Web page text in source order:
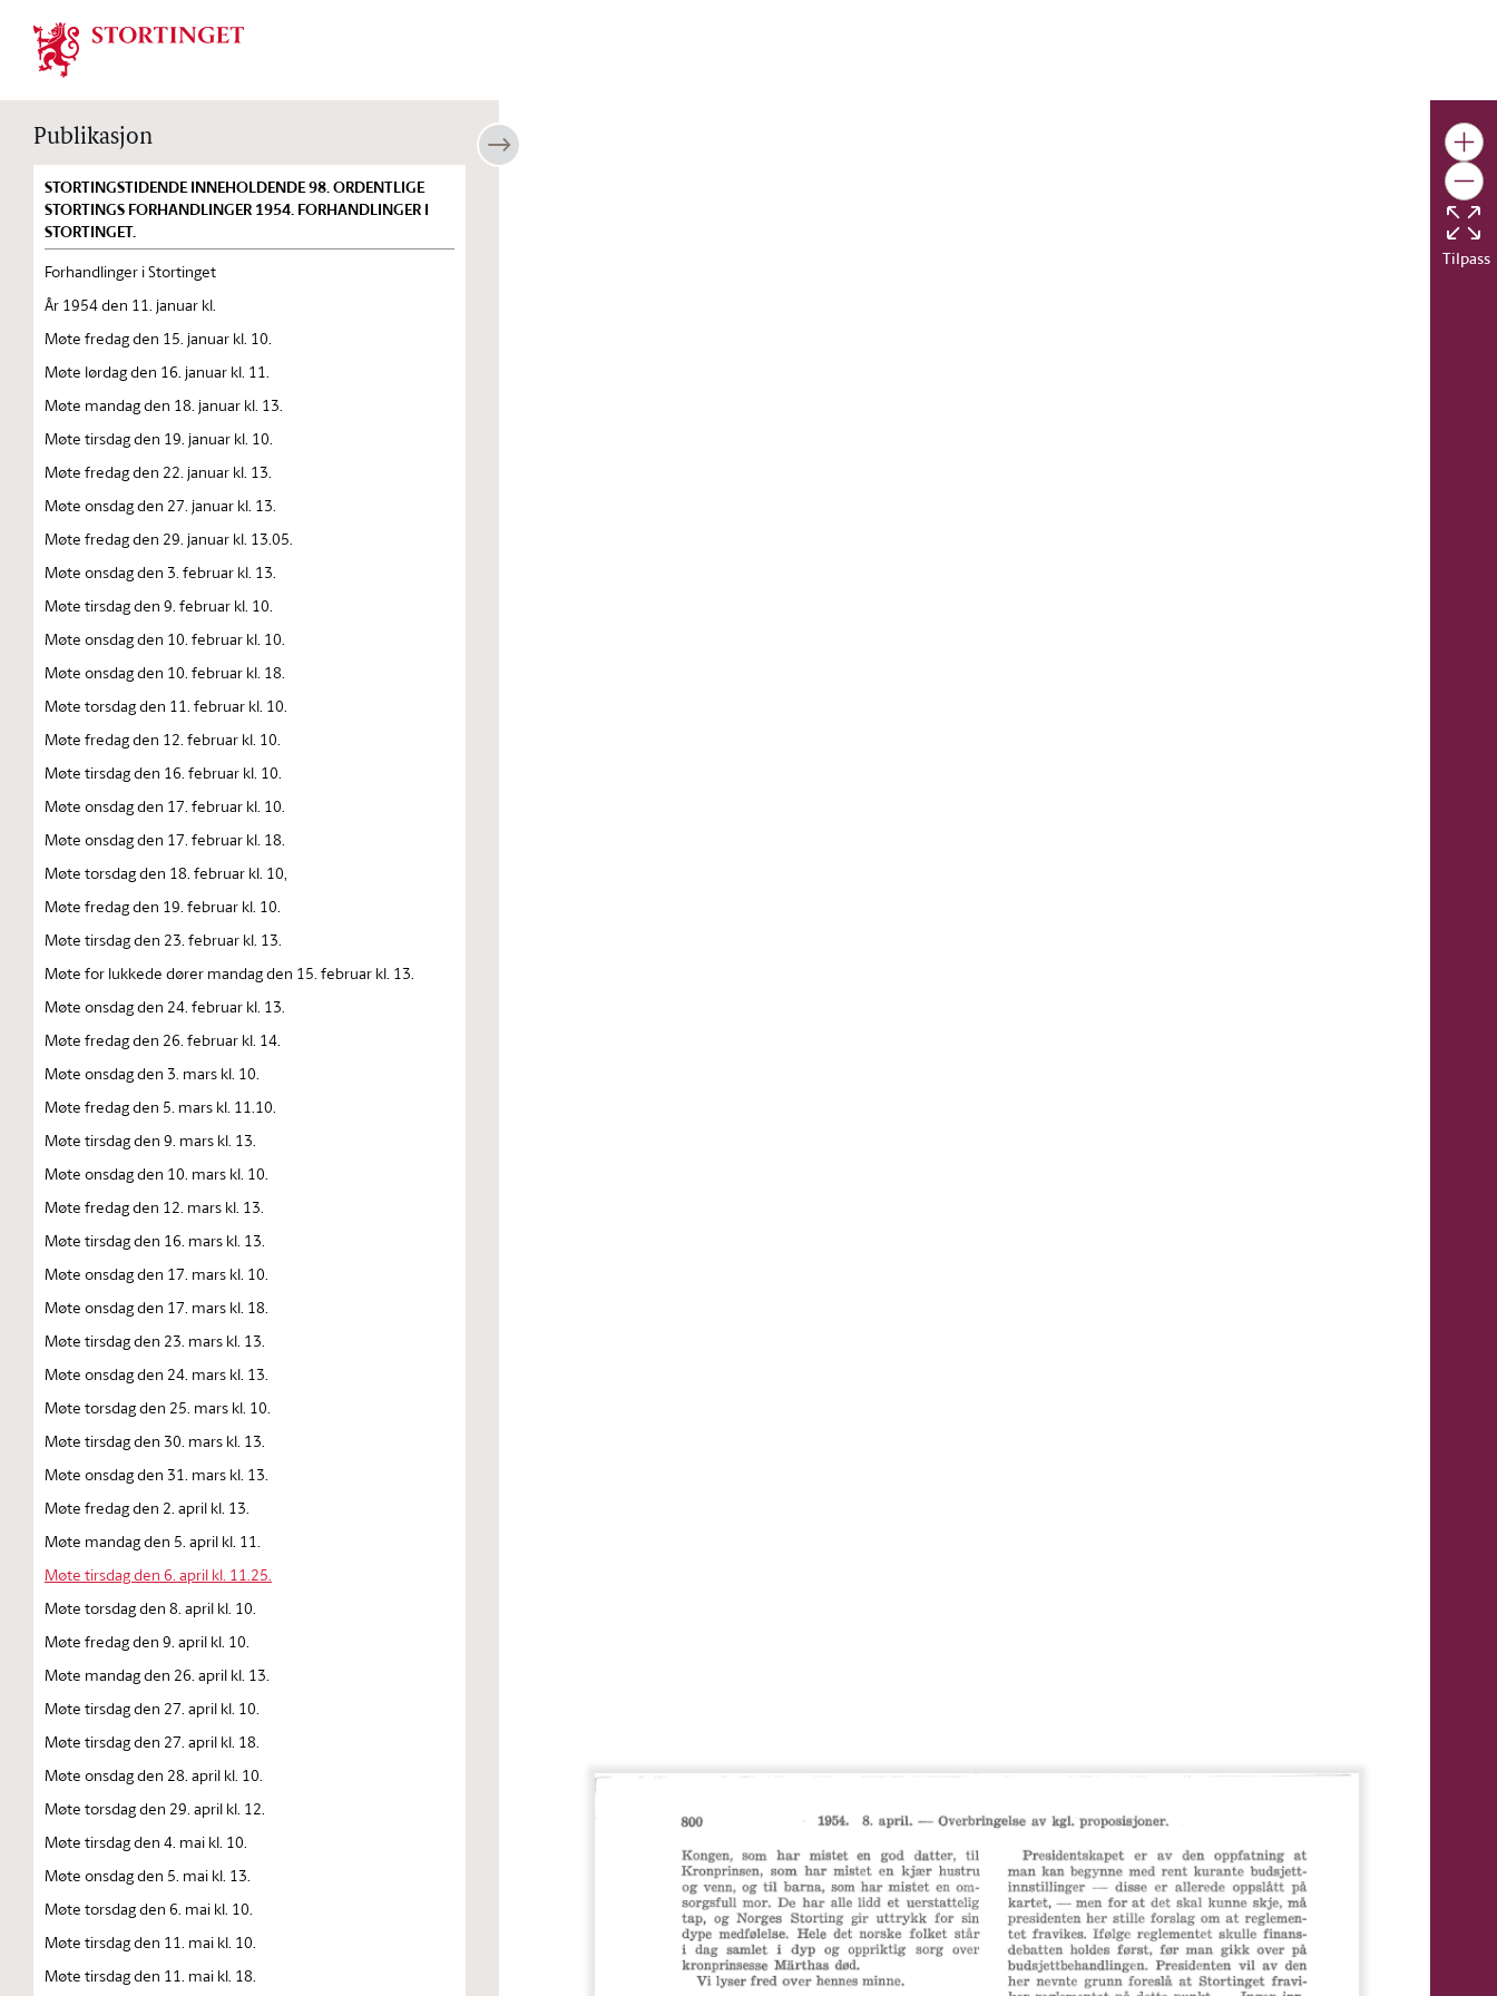
Stortinget.no
Publikasjon
STORTINGSTIDENDE INNEHOLDENDE 98. ORDENTLIGE
STORTINGS FORHANDLINGER 1954. FORHANDLINGER I
STORTINGET.
Forhandlinger i Stortinget
År 1954 den 11. januar kl.
Møte fredag den 15. januar kl. 10.
Møte lørdag den 16. januar kl. 11.
Møte mandag den 18. januar kl. 13.
Møte tirsdag den 19. januar kl. 10.
Møte fredag den 22. januar kl. 13.
Møte onsdag den 27. januar kl. 13.
Møte fredag den 29. januar kl. 13.05.
Møte onsdag den 3. februar kl. 13.
Møte tirsdag den 9. februar kl. 10.
Møte onsdag den 10. februar kl. 10.
Møte onsdag den 10. februar kl. 18.
Møte torsdag den 11. februar kl. 10.
Møte fredag den 12. februar kl. 10.
Møte tirsdag den 16. februar kl. 10.
Møte onsdag den 17. februar kl. 10.
Møte onsdag den 17. februar kl. 18.
Møte torsdag den 18. februar kl. 10,
Møte fredag den 19. februar kl. 10.
Møte tirsdag den 23. februar kl. 13.
Møte for lukkede dører mandag den 15. februar kl. 13.
Møte onsdag den 24. februar kl. 13.
Møte fredag den 26. februar kl. 14.
Møte onsdag den 3. mars kl. 10.
Møte fredag den 5. mars kl. 11.10.
Møte tirsdag den 9. mars kl. 13.
Møte onsdag den 10. mars kl. 10.
Møte fredag den 12. mars kl. 13.
Møte tirsdag den 16. mars kl. 13.
Møte onsdag den 17. mars kl. 10.
Møte onsdag den 17. mars kl. 18.
Møte tirsdag den 23. mars kl. 13.
Møte onsdag den 24. mars kl. 13.
Møte torsdag den 25. mars kl. 10.
Møte tirsdag den 30. mars kl. 13.
Møte onsdag den 31. mars kl. 13.
Møte fredag den 2. april kl. 13.
Møte mandag den 5. april kl. 11.
Møte tirsdag den 6. april kl. 11.25.
Møte torsdag den 8. april kl. 10.
Møte fredag den 9. april kl. 10.
Møte mandag den 26. april kl. 13.
Møte tirsdag den 27. april kl. 10.
Møte tirsdag den 27. april kl. 18.
Møte onsdag den 28. april kl. 10.
Møte torsdag den 29. april kl. 12.
Møte tirsdag den 4. mai kl. 10.
Møte onsdag den 5. mai kl. 13.
Møte torsdag den 6. mai kl. 10.
Møte tirsdag den 11. mai kl. 10.
Møte tirsdag den 11. mai kl. 18.